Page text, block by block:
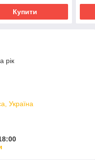
Купити
рік
Україна